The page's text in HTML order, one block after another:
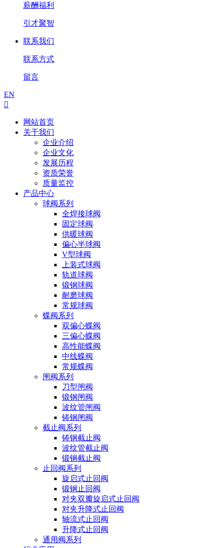
薪酬福利
引才聚智
联系我们
联系方式
留言
EN

网站首页
关于我们
企业介绍
企业文化
发展历程
资质荣誉
质量监控
产品中心
球阀系列
全焊接球阀
固定球阀
供暖球阀
偏心半球阀
V型球阀
上装式球阀
轨道球阀
锻钢球阀
耐磨球阀
常规球阀
蝶阀系列
双偏心蝶阀
三偏心蝶阀
高性能蝶阀
中线蝶阀
常规蝶阀
闸阀系列
刀型闸阀
锻钢闸阀
波纹管闸阀
铸钢闸阀
截止阀系列
铸钢截止阀
波纹管截止阀
锻钢截止阀
止回阀系列
旋启式止回阀
锻钢止回阀
对夹双瓣旋启式止回阀
对夹升降式止回阀
轴流式止回阀
升降式止回阀
通用阀系列